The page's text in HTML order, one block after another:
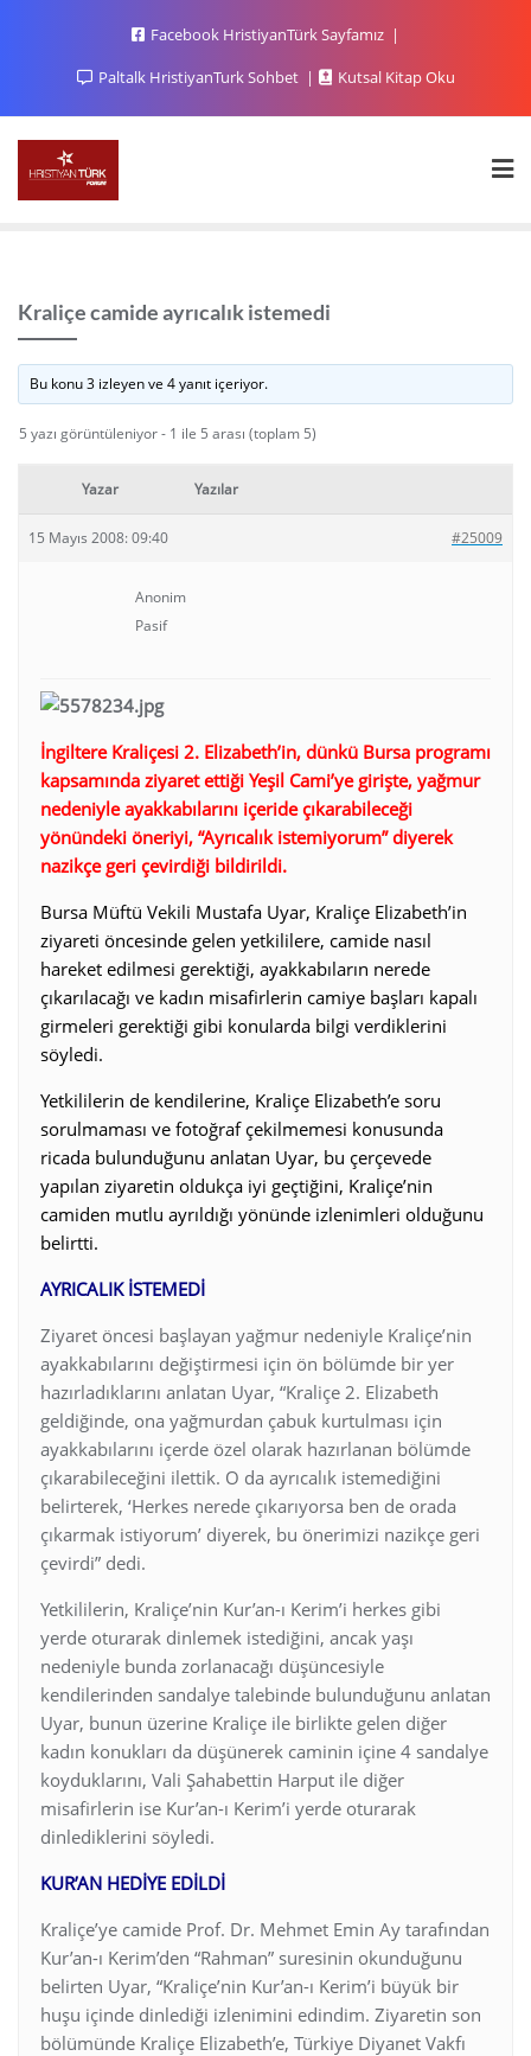
Facebook HristiyanTürk Sayfamız
Paltalk HristiyanTurk Sohbet
Kutsal Kitap Oku
Kraliçe camide ayrıcalık istemedi
Bu konu 3 izleyen ve 4 yanıt içeriyor.
5 yazı görüntüleniyor - 1 ile 5 arası (toplam 5)
Yazar Yazılar
15 Mayıs 2008: 09:40 #25009
Anonim
Pasif
İngiltere Kraliçesi 2. Elizabeth’in, dünkü Bursa programı
kapsamında ziyaret ettiği Yeşil Cami’ye girişte, yağmur
nedeniyle ayakkabılarını içeride çıkarabileceği
yönündeki öneriyi, “Ayrıcalık istemiyorum” diyerek
nazikçe geri çevirdiği bildirildi.
Bursa Müftü Vekili Mustafa Uyar, Kraliçe Elizabeth’in
ziyareti öncesinde gelen yetkililere, camide nasıl
hareket edilmesi gerektiği, ayakkabıların nerede
çıkarılacağı ve kadın misafirlerin camiye başları kapalı
girmeleri gerektiği gibi konularda bilgi verdiklerini
söyledi.
Yetkililerin de kendilerine, Kraliçe Elizabeth’e soru
sorulmaması ve fotoğraf çekilmemesi konusunda
ricada bulunduğunu anlatan Uyar, bu çerçevede
yapılan ziyaretin oldukça iyi geçtiğini, Kraliçe’nin
camiden mutlu ayrıldığı yönünde izlenimleri olduğunu
belirtti.
AYRICALIK İSTEMEDİ
Ziyaret öncesi başlayan yağmur nedeniyle Kraliçe’nin
ayakkabılarını değiştirmesi için ön bölümde bir yer
hazırladıklarını anlatan Uyar, “Kraliçe 2. Elizabeth
geldiğinde, ona yağmurdan çabuk kurtulması için
ayakkabılarını içerde özel olarak hazırlanan bölümde
çıkarabileceğini ilettik. O da ayrıcalık istemediğini
belirterek, ‘Herkes nerede çıkarıyorsa ben de orada
çıkarmak istiyorum’ diyerek, bu önerimizi nazikçe geri
çevirdi” dedi.
Yetkililerin, Kraliçe’nin Kur’an-ı Kerim’i herkes gibi
yerde oturarak dinlemek istediğini, ancak yaşı
nedeniyle bunda zorlanacağı düşüncesiyle
kendilerinden sandalye talebinde bulunduğunu anlatan
Uyar, bunun üzerine Kraliçe ile birlikte gelen diğer
kadın konukları da düşünerek caminin içine 4 sandalye
koyduklarını, Vali Şahabettin Harput ile diğer
misafirlerin ise Kur’an-ı Kerim’i yerde oturarak
dinlediklerini söyledi.
KUR’AN HEDİYE EDİLDİ
Kraliçe’ye camide Prof. Dr. Mehmet Emin Ay tarafından
Kur’an-ı Kerim’den “Rahman” suresinin okunduğunu
belirten Uyar, “Kraliçe’nin Kur’an-ı Kerim’i büyük bir
huşu içinde dinlediği izlenimini edindim. Ziyaretin son
bölümünde Kraliçe Elizabeth’e, Türkiye Diyanet Vakfı